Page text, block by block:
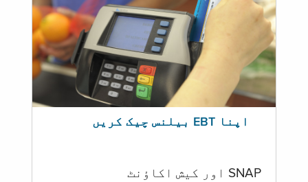
اپنا EBT بیلنس چیک کریں
SNAP اور کیش اکاؤنٹ